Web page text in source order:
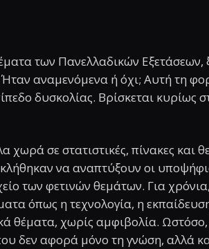
των Πανελλαδικών Εξετάσεων,
αναμενόμενα ή όχι; Αυτή τη
δυσκολίας. Βρίσκεται κυρίως
σε στατιστικές, πίνακες και
να αναπτύξουν οι
των φετινών θεμάτων. Για
όπως η τεχνολογία, η
θέματα, χωρίς αμφιβολία.
δεν αφορά μόνο τη γνώση, αλλά